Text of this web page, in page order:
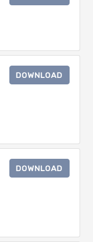
DOWNLOAD
DOWNLOAD